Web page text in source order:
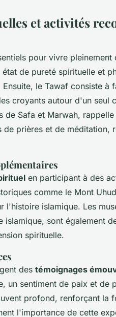
et activités
pour vivre
de pureté spirituelle et
le Tawaf consiste à
croyants autour d'un seul
de Safa et Marwah,
de prières et de méditation,
en participant à des
comme le Mont
l'histoire islamique. Les
islamique, sont également
spirituelle.
des témoignages
un sentiment de paix et de
profond, renforçant la
l'importance de cette